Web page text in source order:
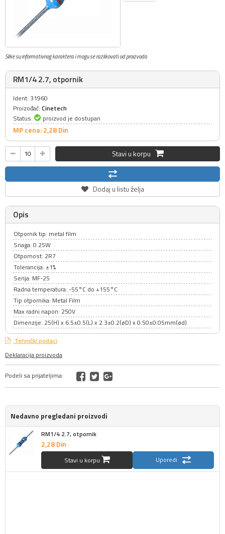
Slike su informativnog karaktera i mogu se razlikovati od proizvoda
RM1/4 2.7, otpornik
Ident: 31960
Proizođač: Cinetech
Status:
proizvod je dostupan
MP cena: 2,28Din
Stavi u korpu
Dodaj u listu želja
Opis
Otpornik tip: metal film
Snaga: 0.25W
Otpornost: 2R7
Tolerancija: ±1%
Serija: MF-25
Radna temperatura: -55°C do +155°C
Tip otpornika: Metal Film
Max radni napon: 250V
Dimenzije: 25(H) x 6.5±0.5(L) x 2.3±0.2(øD) x 0.50±0.05mm(ød)
Tehnički podaci
Deklaracija proizvoda
Podeli sa prijateljima:
Nedavno pregledani proizvodi
RM1/4 2.7, otpornik
2,28Din
Stavi u korpu Uporedi